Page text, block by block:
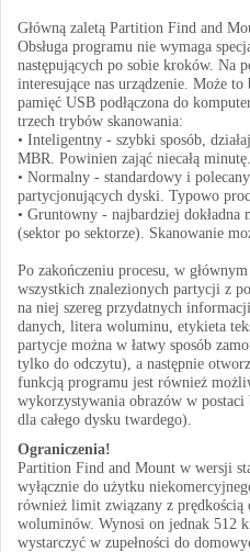
Główną zaletą Partition Find and
Obsługa programu nie wymaga
następujących po sobie kroków. Na
interesujące nas urządzenie. Może
pamięć USB podłączona do
trzech trybów skanowania:
• Inteligentny - szybki sposób,
MBR. Powinien zająć niecałą minutę.
• Normalny - standardowy i
partycjonujących dyski. Typowo
• Gruntowny - najbardziej dokładna
(sektor po sektorze). Skanowanie
Po zakończeniu procesu, w
wszystkich znalezionych partycji z
na niej szereg przydatnych
danych, litera woluminu, etykieta
partycje można w łatwy sposób
tylko do odczytu), a następnie
funkcją programu jest również
wykorzystywania obrazów w
dla całego dysku twardego).
Ograniczenia!
Partition Find and Mount w wersji
wyłącznie do użytku
również limit związany z prędkością
woluminów. Wynosi on jednak 512
wystarczyć w zupełności do